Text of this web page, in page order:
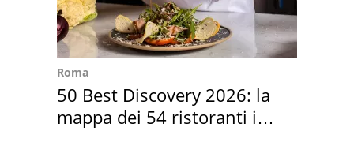
Roma
50 Best Discovery 2026: la
mappa dei 54 ristoranti in